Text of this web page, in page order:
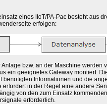
eines IIoT/PA-Pac besteht aus
erfolgen:
Anlage bzw. an der Maschine werden
ein geeignetes Gateway montiert.
benötigten Informationen und die
erfordert in der Regel eine andere
von den zum Einsatz
erforderlich.